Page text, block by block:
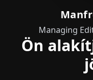
Managing
Ön